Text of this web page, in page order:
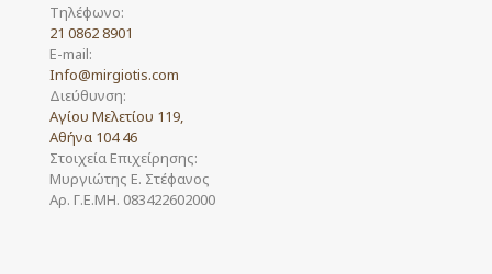
Τηλέφωνο:
21 0862 8901
E-mail:
Info@mirgiotis.com
Διεύθυνση:
Αγίου Μελετίου 119,
Αθήνα 104 46
Στοιχεία Επιχείρησης:
Μυργιώτης Ε. Στέφανος
Αρ. Γ.Ε.ΜΗ. 083422602000